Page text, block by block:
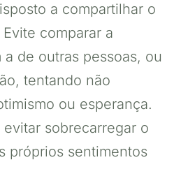
a compartilhar o
comparar a
de outras pessoas, ou
tentando não
ou esperança.
sobrecarregar o
próprios sentimentos